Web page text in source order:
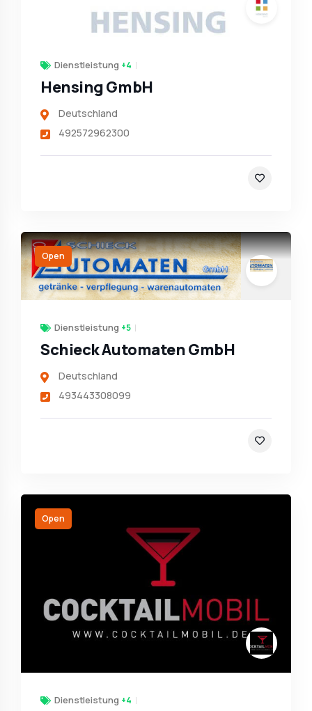
Dienstleistung +4
Hensing GmbH
Deutschland
492572962300
Open
Dienstleistung +5
Schieck Automaten GmbH
Deutschland
493443308099
Open
Dienstleistung +4